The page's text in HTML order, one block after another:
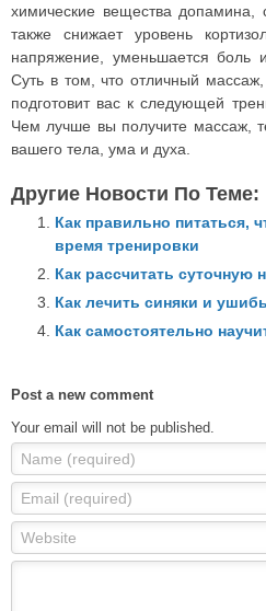
химические вещества
также снижает уровень
напряжение, уменьшается боль
Суть в том, что отличный
подготовит вас к следующей
Чем лучше вы получите массаж,
вашего тела, ума и духа.
Другие Новости По Теме:
Как правильно питаться,
время тренировки
Как рассчитать суточную
Как лечить синяки и
Как самостоятельно
Post a new comment
Your email will not be published.
Name (required)
Email (required)
Website